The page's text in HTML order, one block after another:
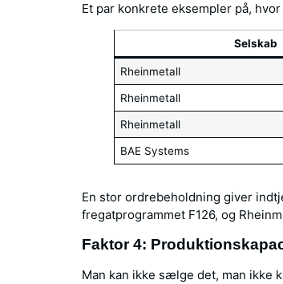
Et par konkrete eksempler på,
Selskab
Rheinmetall
Rheinmetall
Rheinmetall
BAE Systems
En stor ordrebeholdning giver
fregatprogrammet F126, og
Faktor 4:
Man kan ikke sælge det, man ikke